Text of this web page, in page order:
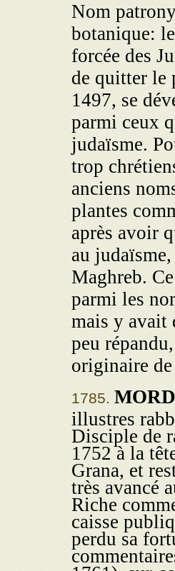
Nom
botanique:
forcée des
de quitter le
1497, se
parmi ceux
judaïsme.
trop
anciens
plantes
après avoir
au
Maghreb.
parmi les
mais y avait
peu
originaire
illustres
Disciple de
1752 à la
Grana, et
très avancé
Riche
caisse
perdu sa